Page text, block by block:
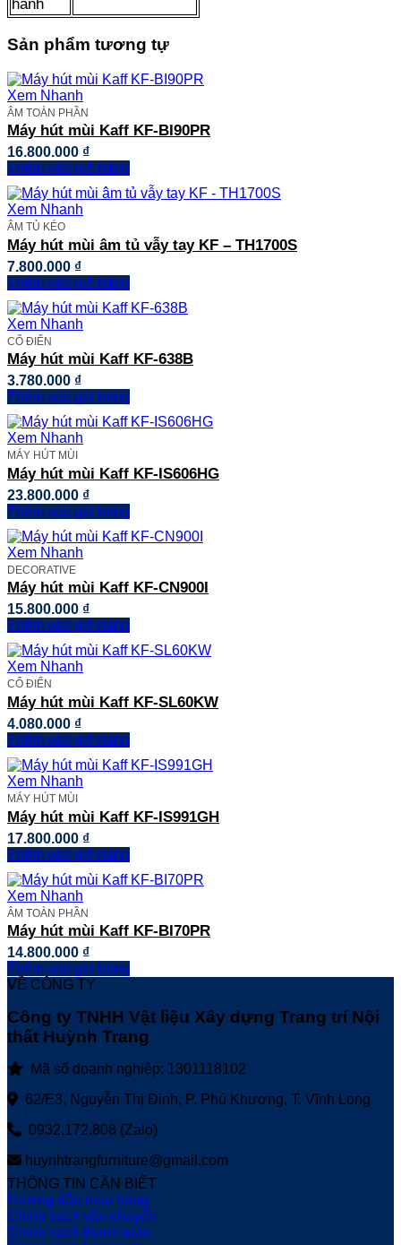
hành
Sản phẩm tương tự
Xem Nhanh
ÂM TOÀN PHẦN
Máy hút mùi Kaff KF-BI90PR
16.800.000 ₫
Thêm vào giỏ hàng
Xem Nhanh
ÂM TỦ KÉO
Máy hút mùi âm tủ vẫy tay KF – TH1700S
7.800.000 ₫
Thêm vào giỏ hàng
Xem Nhanh
CỔ ĐIỂN
Máy hút mùi Kaff KF-638B
3.780.000 ₫
Thêm vào giỏ hàng
Xem Nhanh
MÁY HÚT MÙI
Máy hút mùi Kaff KF-IS606HG
23.800.000 ₫
Thêm vào giỏ hàng
Xem Nhanh
DECORATIVE
Máy hút mùi Kaff KF-CN900I
15.800.000 ₫
Thêm vào giỏ hàng
Xem Nhanh
CỔ ĐIỂN
Máy hút mùi Kaff KF-SL60KW
4.080.000 ₫
Thêm vào giỏ hàng
Xem Nhanh
MÁY HÚT MÙI
Máy hút mùi Kaff KF-IS991GH
17.800.000 ₫
Thêm vào giỏ hàng
Xem Nhanh
ÂM TOÀN PHẦN
Máy hút mùi Kaff KF-BI70PR
14.800.000 ₫
Thêm vào giỏ hàng
VỀ CÔNG TY
Công ty TNHH Vật liệu Xây dựng Trang trí Nội
thất Huỳnh Trang
Mã số doanh nghiệp: 1301118102
62/E3, Nguyễn Thị Định, P. Phú Khương, T. Vĩnh Long
0932.172.808 (Zalo)
huynhtrangfurniture@gmail.com
THÔNG TIN CẦN BIẾT
Hướng dẫn mua hàng
Chính sách vận chuyển
Chính sách thanh toán